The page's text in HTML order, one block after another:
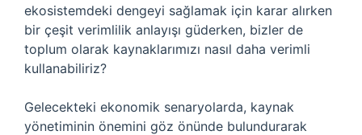
ekosistemdeki dengeyi sağlamak için karar alırken
bir çeşit verimlilik anlayışı güderken, bizler de
toplum olarak kaynaklarımızı nasıl daha verimli
kullanabiliriz?
Gelecekteki ekonomik senaryolarda, kaynak
yönetiminin önemini göz önünde bulundurarak